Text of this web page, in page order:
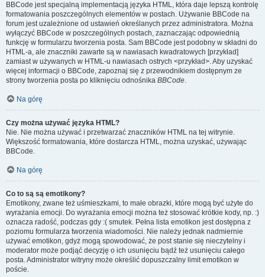
BBCode jest specjalną implementacją języka HTML, która daje lepszą kontrolę
formatowania poszczególnych elementów w postach. Używanie BBCode na
forum jest uzależnione od ustawień określanych przez administratora. Można
wyłączyć BBCode w poszczególnych postach, zaznaczając odpowiednią
funkcję w formularzu tworzenia posta. Sam BBCode jest podobny w składni do
HTML-a, ale znaczniki zawarte są w nawiasach kwadratowych [przykład]
zamiast w używanych w HTML-u nawiasach ostrych <przykład>. Aby uzyskać
więcej informacji o BBCode, zapoznaj się z przewodnikiem dostępnym ze
strony tworzenia posta po kliknięciu odnośnika BBCode.
Na górę
Czy można używać języka HTML?
Nie. Nie można używać i przetwarzać znaczników HTML na tej witrynie.
Większość formatowania, które dostarcza HTML, można uzyskać, używając
BBCode.
Na górę
Co to są są emotikony?
Emotikony, zwane też uśmieszkami, to małe obrazki, które mogą być użyte do
wyrażania emocji. Do wyrażania emocji można też stosować krótkie kody, np. :)
oznacza radość, podczas gdy :( smutek. Pełna lista emotikon jest dostępna z
poziomu formularza tworzenia wiadomości. Nie należy jednak nadmiernie
używać emotikon, gdyż mogą spowodować, że post stanie się nieczytelny i
moderator może podjąć decyzję o ich usunięciu bądź też usunięciu całego
posta. Administrator witryny może określić dopuszczalny limit emotikon w
poście.